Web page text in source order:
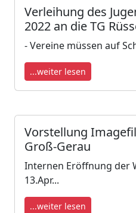
Verleihung des
2022 an die TG
- Vereine müssen auf
...weiter lesen
Vorstellung
Groß-Gerau
Internen Eröffnung der
13.Apr...
...weiter lesen